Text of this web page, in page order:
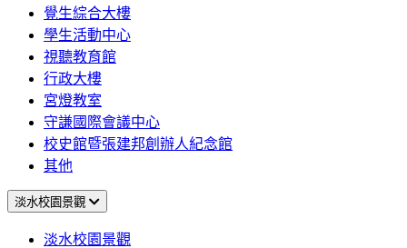
覺生綜合大樓
學生活動中心
視聽教育館
行政大樓
宮燈教室
守謙國際會議中心
校史館暨張建邦創辦人紀念館
其他
淡水校園景觀
淡水校園景觀